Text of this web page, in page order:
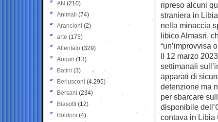
ripreso alcuni
straniera in
nella minaccia
libico Almasri,
“un’improvvisa
Il 12 marzo
settimanali
apparati di
detenzione ma
per sbarcare
disponibile
contava in Libia
AN (210)
Animali (74)
Arancioni (2)
arte (175)
Attentato (329)
Auguri (13)
Batini (3)
Berlusconi (4.295)
Bersani (234)
Biasotti (12)
Boldrini (4)